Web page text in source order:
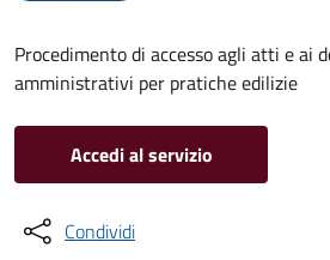
Procedimento di accesso agli atti e ai
amministrativi per pratiche edilizie
Accedi al servizio
Condividi